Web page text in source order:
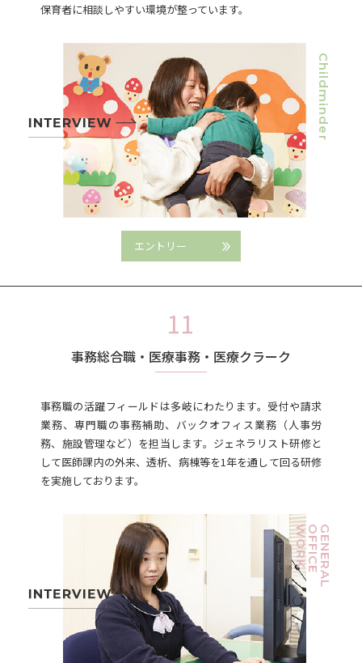
保育者に相談しやすい環境が整っています。
Childminder
エントリー
事務総合職・医療事務・医療クラーク
事務職の活躍フィールドは多岐にわたります。受付や請求
業務、専門職の事務補助、バックオフィス業務（人事労
務、施設管理など）を担当します。ジェネラリスト研修と
して医師課内の外来、透析、病棟等を1年を通して回る研修
を実施しております。
GENERAL
OFFICE
WORK